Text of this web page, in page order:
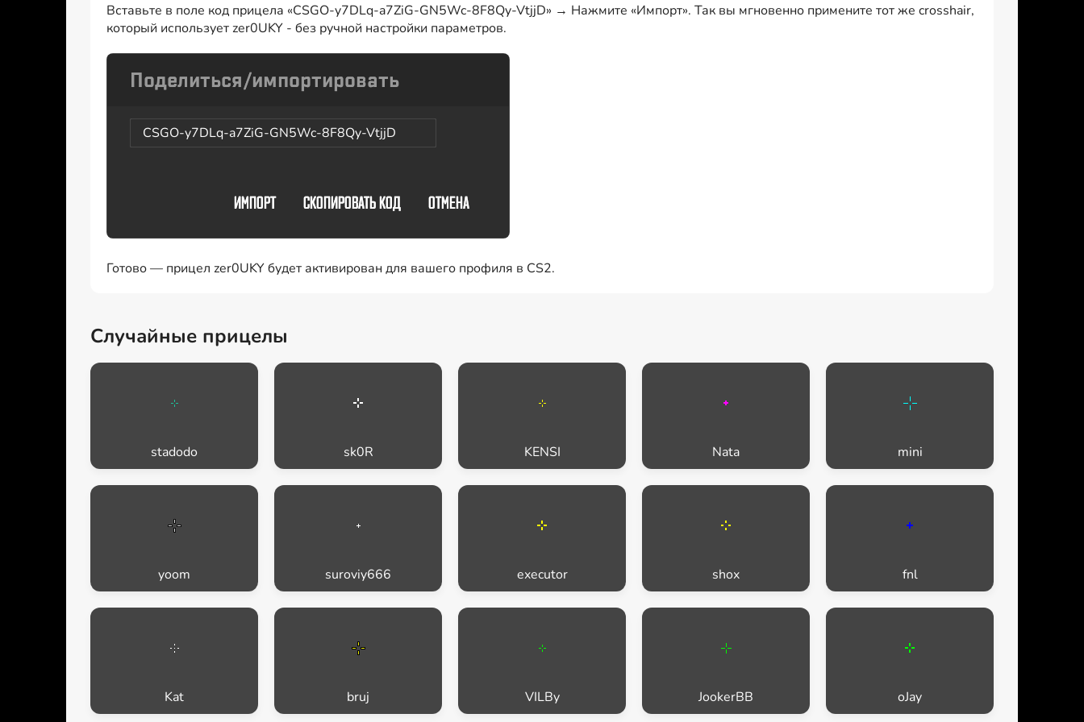
Вставьте в поле код прицела «CSGO-y7DLq-a7ZiG-GN5Wc-8F8Qy-VtjjD» → Нажмите «Импорт». Так вы мгновенно примените тот же crosshair,
который использует zer0UKY - без ручной настройки параметров.
CSGO-y7DLq-a7ZiG-GN5Wc-8F8Qy-VtjjD
Готово — прицел zer0UKY будет активирован для вашего профиля в CS2.
Случайные прицелы
stadodo sk0R KENSI Nata mini
yoom suroviy666 executor shox fnl
Kat bruj VILBy JookerBB oJay